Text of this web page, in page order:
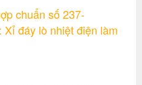
chuẩn số 237-
đáy lò nhiệt điện làm